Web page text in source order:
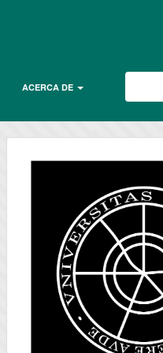
ACERCA DE
universidad